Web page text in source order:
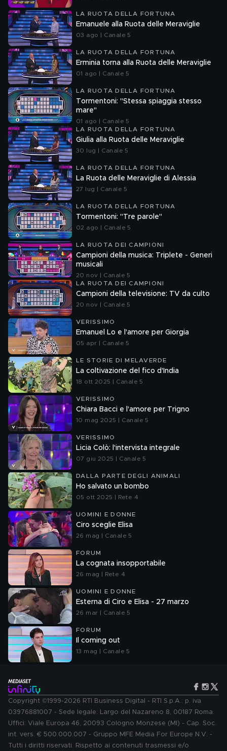
LA RUOTA DELLA FORTUNA
Emanuele alla Ruota delle Meraviglie
03 ago | Canale 5
LA RUOTA DELLA FORTUNA
Erminia torna alla Ruota delle Meraviglie
01 ago | Canale 5
LA RUOTA DELLA FORTUNA
Tormentoni: "Stessa spiaggia stesso
mare"
01 ago | Canale 5
LA RUOTA DELLA FORTUNA
Giulia alla Ruota delle Meraviglie
30 lug | Canale 5
LA RUOTA DELLA FORTUNA
La Ruota delle Meraviglie di Alessia
27 lug | Canale 5
LA RUOTA DELLA FORTUNA
Tormentoni: "Tre parole"
02 ago | Canale 5
LA RUOTA DEI CAMPIONI
Campioni della musica: Triplete - Generi
musicali
20 nov | Canale 5
LA RUOTA DEI CAMPIONI
Campioni della televisione: TV da culto
20 nov | Canale 5
VERISSIMO
Emanuel Lo e l'amore per Giorgia
05 apr | Canale 5
LE STORIE DI MELAVERDE
La coltivazione del fico d'India
18 ott 2025 | Canale 5
VERISSIMO
Chiara Bacci e l'amore per Trigno
10 mag 2025 | Canale 5
VERISSIMO
Licia Colò: l'intervista integrale
07 giu 2025 | Canale 5
DALLA PARTE DEGLI ANIMALI
Ho salvato un bombo
05 ott 2025 | Rete 4
UOMINI E DONNE
Ciro sceglie Elisa
26 mag | Canale 5
FORUM
La cognata insopportabile
26 mag | Rete 4
UOMINI E DONNE
Esterna di Ciro e Elisa - 27 marzo
26 mar | Canale 5
FORUM
Il coming out
13 mag | Canale 5
Copyright ©1999-2026 RTI Business Digital - RTI S.p.A.: p. iva
03976881007 - Sede legale: Largo del Nazareno 8, 00187 Roma.
Uffici: Viale Europa 46, 20093 Cologno Monzese (MI) - Cap. Soc.
int. vers. € 500.000.007 - Gruppo MFE Media For Europe N.V. -
Tutti i diritti riservati. Rispetto ai contenuti trasmessi e/o